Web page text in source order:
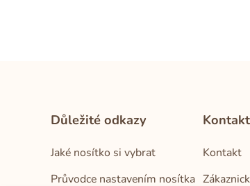
Důležité odkazy
Jaké nosítko si vybrat
Průvodce nastavením nosítka
Kontakt
Kontakt